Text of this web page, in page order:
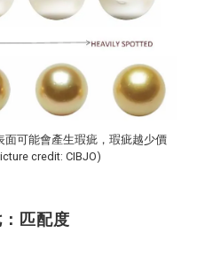
面可能會產生瑕疵，瑕疵越少價
credit: CIBJO)
匹配度